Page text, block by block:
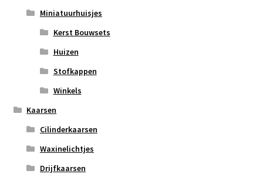
Miniatuurhuisjes
Kerst Bouwsets
Huizen
Stofkappen
Winkels
Kaarsen
Cilinderkaarsen
Waxinelichtjes
Drijfkaarsen